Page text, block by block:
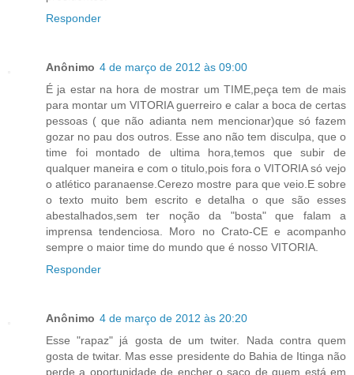
Responder
Anônimo 4 de março de 2012 às 09:00
É ja estar na hora de mostrar um TIME,peça tem de mais
para montar um VITORIA guerreiro e calar a boca de certas
pessoas ( que não adianta nem mencionar)que só fazem
gozar no pau dos outros. Esse ano não tem disculpa, que o
time foi montado de ultima hora,temos que subir de
qualquer maneira e com o titulo,pois fora o VITORIA só vejo
o atlético paranaense.Cerezo mostre para que veio.E sobre
o texto muito bem escrito e detalha o que são esses
abestalhados,sem ter noção da "bosta" que falam a
imprensa tendenciosa. Moro no Crato-CE e acompanho
sempre o maior time do mundo que é nosso VITORIA.
Responder
Anônimo 4 de março de 2012 às 20:20
Esse "rapaz" já gosta de um twiter. Nada contra quem
gosta de twitar. Mas esse presidente do Bahia de Itinga não
perde a oportunidade de encher o saco de quem está em